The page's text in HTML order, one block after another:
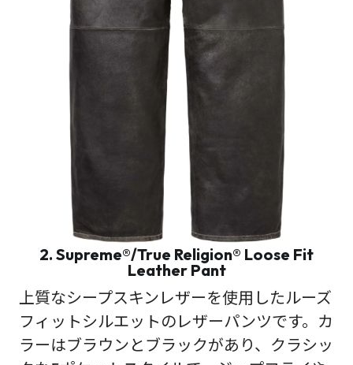
2. Supreme®/True Religion® Loose Fit
Leather Pant
上質なシープスキンレザーを使用したルーズ
フィットシルエットのレザーパンツです。カ
ラーはブラウンとブラックがあり、クラシッ